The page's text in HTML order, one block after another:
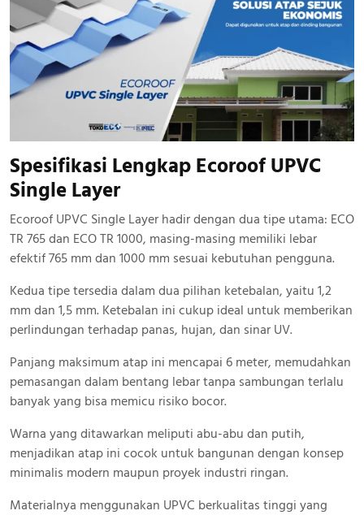
Spesifikasi Lengkap Ecoroof UPVC
Single Layer
Ecoroof UPVC Single Layer hadir dengan dua tipe utama: ECO
TR 765 dan ECO TR 1000, masing-masing memiliki lebar
efektif 765 mm dan 1000 mm sesuai kebutuhan pengguna.
Kedua tipe tersedia dalam dua pilihan ketebalan, yaitu 1,2
mm dan 1,5 mm. Ketebalan ini cukup ideal untuk memberikan
perlindungan terhadap panas, hujan, dan sinar UV.
Panjang maksimum atap ini mencapai 6 meter, memudahkan
pemasangan dalam bentang lebar tanpa sambungan terlalu
banyak yang bisa memicu risiko bocor.
Warna yang ditawarkan meliputi abu-abu dan putih,
menjadikan atap ini cocok untuk bangunan dengan konsep
minimalis modern maupun proyek industri ringan.
Materialnya menggunakan UPVC berkualitas tinggi yang